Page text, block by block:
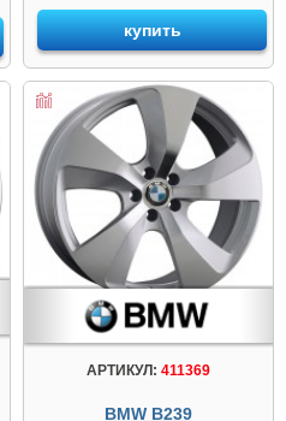
купить
АРТИКУЛ: 411369
BMW B239